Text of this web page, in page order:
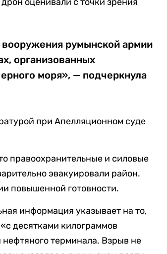
румынской армии
организованных
моря», — подчеркнула
при Апелляционном суде
правоохранительные и силовые
эвакуировали район.
повышенной готовности.
информация указывает на то,
десятками килограммов
терминала. Взрыв не